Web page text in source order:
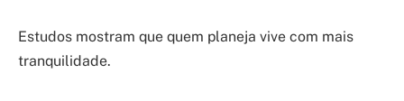
Estudos mostram que quem planeja vive com mais
tranquilidade.